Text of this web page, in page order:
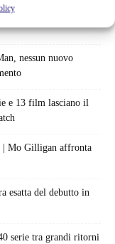
di Fall cambia
nessun nuovo
e 13 film lasciano il
| Mo Gilligan affronta
esatta del debutto in
serie tra grandi ritorni